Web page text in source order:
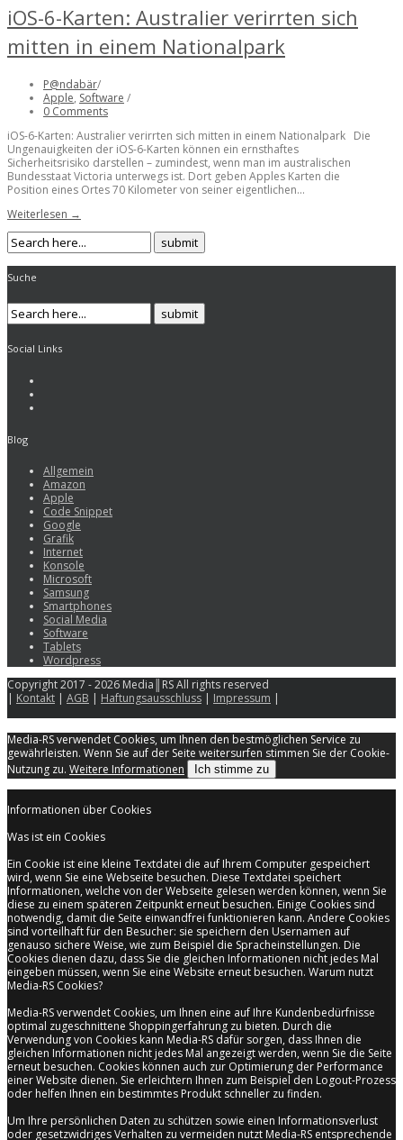
iOS-6-Karten: Australier verirrten sich
mitten in einem Nationalpark
P@ndabär/
Apple, Software /
0 Comments
iOS-6-Karten: Australier verirrten sich mitten in einem Nationalpark Die
Ungenauigkeiten der iOS-6-Karten können ein ernsthaftes
Sicherheitsrisiko darstellen – zumindest, wenn man im australischen
Bundesstaat Victoria unterwegs ist. Dort geben Apples Karten die
Position eines Ortes 70 Kilometer von seiner eigentlichen...
Weiterlesen →
Suche
Social Links
Blog
Allgemein
Amazon
Apple
Code Snippet
Google
Grafik
Internet
Konsole
Microsoft
Samsung
Smartphones
Social Media
Software
Tablets
Wordpress
Copyright 2017 - 2026 Media║RS All rights reserved
| Kontakt | AGB | Haftungsausschluss | Impressum |
Media-RS verwendet Cookies, um Ihnen den bestmöglichen Service zu
gewährleisten. Wenn Sie auf der Seite weitersurfen stimmen Sie der Cookie-
Nutzung zu. Weitere Informationen Ich stimme zu
Informationen über Cookies
Was ist ein Cookies
Ein Cookie ist eine kleine Textdatei die auf Ihrem Computer gespeichert
wird, wenn Sie eine Webseite besuchen. Diese Textdatei speichert
Informationen, welche von der Webseite gelesen werden können, wenn Sie
diese zu einem späteren Zeitpunkt erneut besuchen. Einige Cookies sind
notwendig, damit die Seite einwandfrei funktionieren kann. Andere Cookies
sind vorteilhaft für den Besucher: sie speichern den Usernamen auf
genauso sichere Weise, wie zum Beispiel die Spracheinstellungen. Die
Cookies dienen dazu, dass Sie die gleichen Informationen nicht jedes Mal
eingeben müssen, wenn Sie eine Website erneut besuchen. Warum nutzt
Media-RS Cookies?
Media-RS verwendet Cookies, um Ihnen eine auf Ihre Kundenbedürfnisse
optimal zugeschnittene Shoppingerfahrung zu bieten. Durch die
Verwendung von Cookies kann Media-RS dafür sorgen, dass Ihnen die
gleichen Informationen nicht jedes Mal angezeigt werden, wenn Sie die Seite
erneut besuchen. Cookies können auch zur Optimierung der Performance
einer Website dienen. Sie erleichtern Ihnen zum Beispiel den Logout-Prozess
oder helfen Ihnen ein bestimmtes Produkt schneller zu finden.
Um Ihre persönlichen Daten zu schützen sowie einen Informationsverlust
oder gesetzwidriges Verhalten zu vermeiden nutzt Media-RS entsprechende